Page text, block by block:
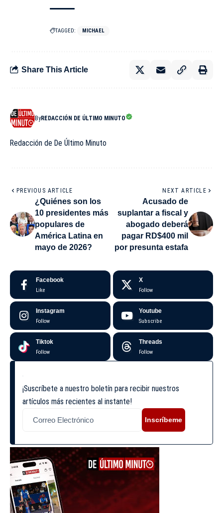
TAGGED: MICHAEL
Share This Article
ByREDACCIÓN DE ÚLTIMO MINUTO
Redacción de De Último Minuto
PREVIOUS ARTICLE
¿Quiénes son los
10 presidentes más
populares de
América Latina en
mayo de 2026?
NEXT ARTICLE
Acusado de
suplantar a fiscal y
abogado deberá
pagar RD$400 mil
por presunta estafa
Facebook
Like
X
Follow
Instagram
Follow
Youtube
Subscribe
Tiktok
Follow
Threads
Follow
¡Suscríbete a nuestro boletín para recibir nuestros
artículos más recientes al instante!
Inscríbeme